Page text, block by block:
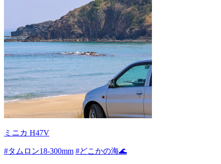
ミニカ H47V
#タムロン18-300mm #どこかの海🌊